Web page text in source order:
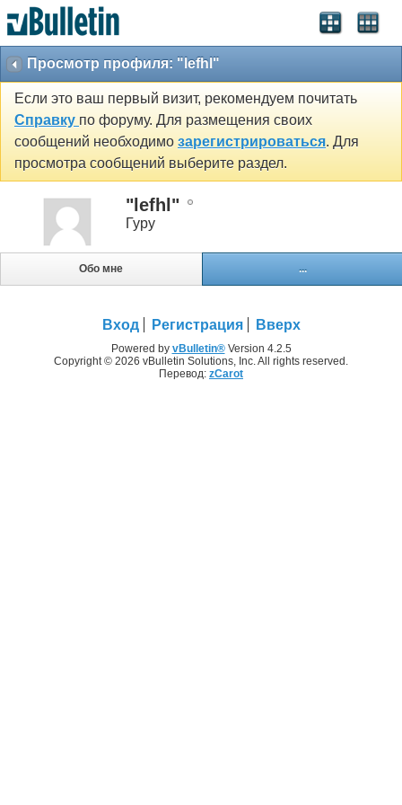
Просмотр профиля: "lefhl"
Если это ваш первый визит, рекомендуем почитать
Справку по форуму. Для размещения своих
сообщений необходимо зарегистрироваться. Для
просмотра сообщений выберите раздел.
"lefhl"
Гуру
Обо мне ...
Вход Регистрация Вверх
Powered by vBulletin®Version 4.2.5
Copyright © 2026 vBulletin Solutions, Inc. All rights reserved.
Перевод: zCarot